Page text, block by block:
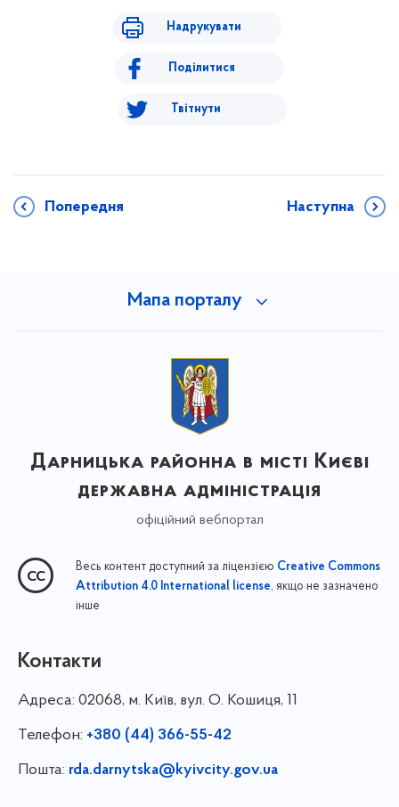
Надрукувати
Поділитися
Твітнути
Попередня Наступна
Мапа порталу
Дарницька районна в місті Києві
державна адміністрація
офіційний вебпортал
Весь контент доступний за ліцензією Creative Commons
Attribution 4.0 International license, якщо не зазначено
інше
Контакти
Адреса: 02068, м. Київ, вул. О. Кошиця, 11
Телефон: +380 (44) 366-55-42
Пошта: rda.darnytska@kyivcity.gov.ua